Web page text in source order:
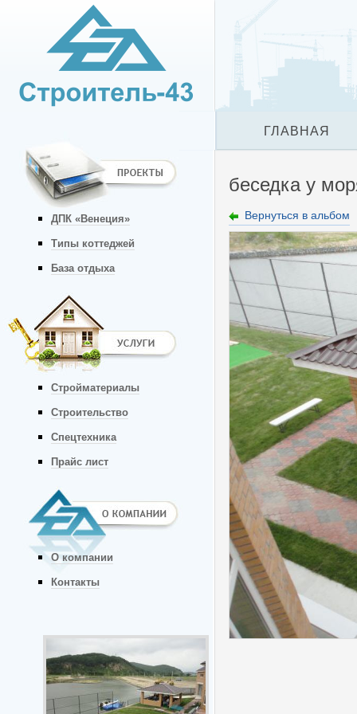
ГЛАВНАЯ
ДПК «Венеция»
Типы коттеджей
База отдыха
Стройматериалы
Строительство
Спецтехника
Прайс лист
О компании
Контакты
беседка у
Вернуться в альбом